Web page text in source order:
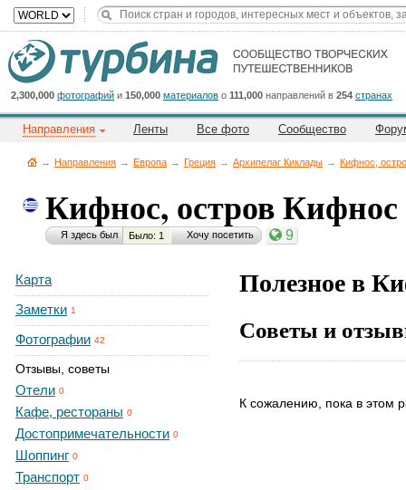
2,300,000 фотографий и 150,000 материалов о 111,000 направлений в 254 странах
Направления Ленты Все фото Сообщество
→ Направления → Европа → Греция → Архипелаг Киклады → Кифнос,
Кифнос, остров Кифнос
Я здесь был Было: 1 Хочу посетить 9
Карта
Заметки 1
Фотографии 42
Отзывы, советы
Отели 0
Кафе, рестораны 0
Достопримечательности 0
Шоппинг 0
Транспорт 0
Полезное в
Советы и
К сожалению, пока в этом
Cейчас
на
сайте:
Title
Button